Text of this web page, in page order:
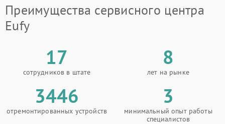
Преимущества сервисного центра
Eufy
17
сотрудников в штате
8
лет на рынке
3446
отремонтированных устройств
3
минимальный опыт работы
специалистов